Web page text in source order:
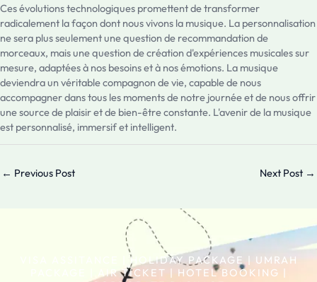
Ces évolutions technologiques promettent de transformer
radicalement la façon dont nous vivons la musique. La personnalisation
ne sera plus seulement une question de recommandation de
morceaux, mais une question de création d'expériences musicales sur
mesure, adaptées à nos besoins et à nos émotions. La musique
deviendra un véritable compagnon de vie, capable de nous
accompagner dans tous les moments de notre journée et de nous offrir
une source de plaisir et de bien-être constante. L'avenir de la musique
est personnalisé, immersif et intelligent.
← Previous Post Next Post →
VISA ASSITANCE | HOLIDAY PACKAGE | UMRAH
PACKAGE | AIR TICKET | HOTEL BOOKING |